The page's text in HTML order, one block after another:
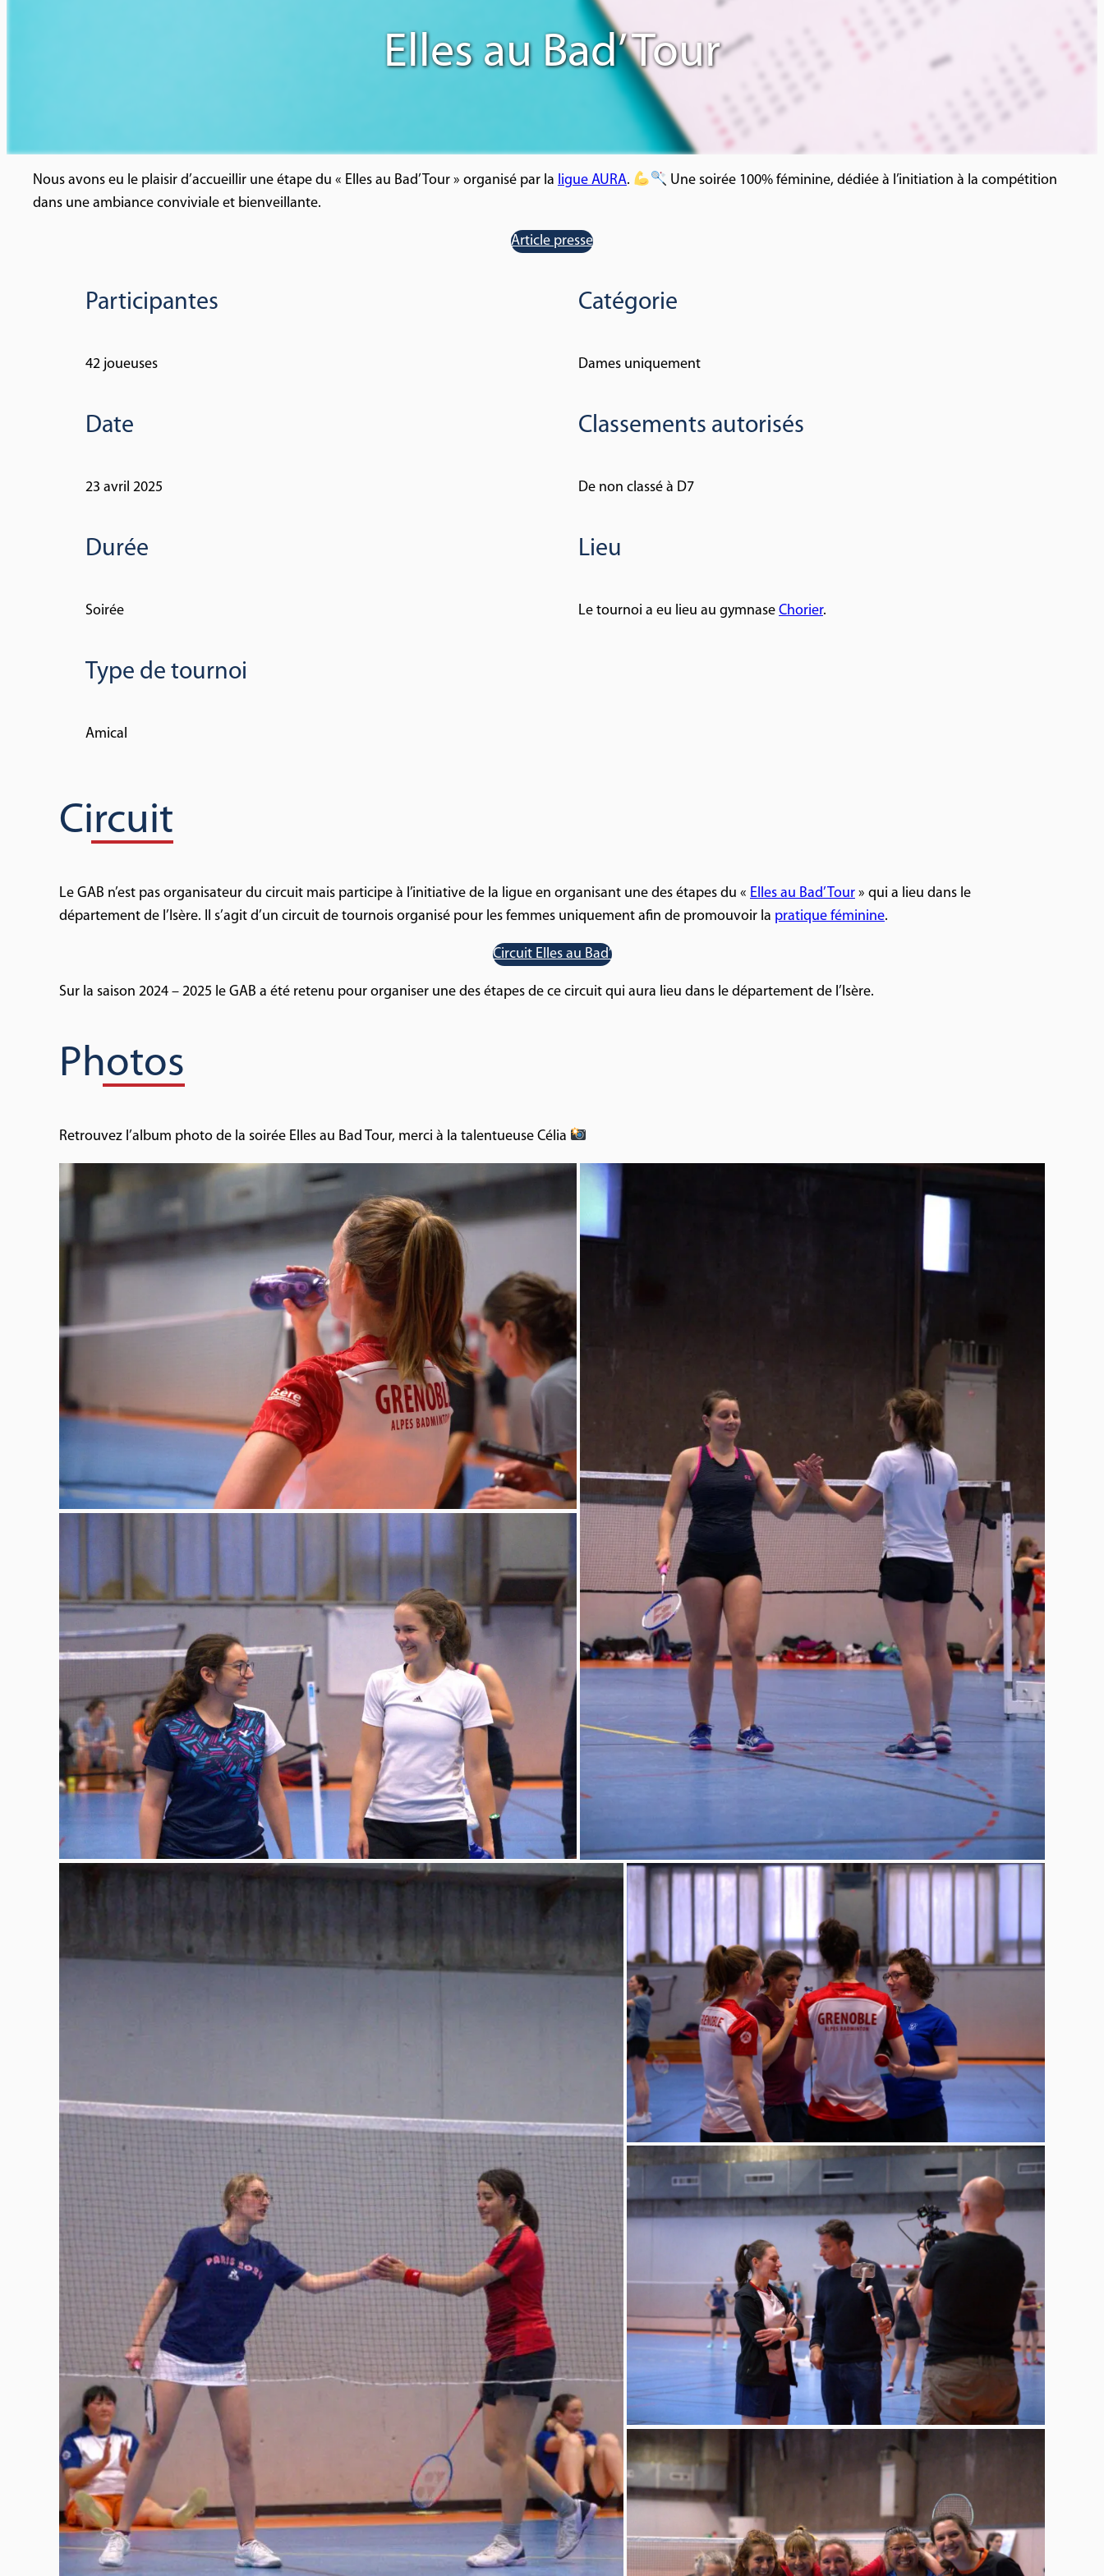
Elles au Bad’ Tour
Nous avons eu le plaisir d’accueillir une étape du « Elles au Bad’ Tour » organisé par la ligue AURA.
Une soirée 100% féminine, dédiée à l’initiation à la compétition
dans une ambiance conviviale et bienveillante.
Article presse
Participantes
42 joueuses
Date
23 avril 2025
Durée
Soirée
Type de tournoi
Amical
Catégorie
Dames uniquement
Classements autorisés
De non classé à D7
Lieu
Le tournoi a eu lieu au gymnase Chorier.
Circuit
Le GAB n’est pas organisateur du circuit mais participe à l’initiative de la ligue en organisant une des étapes du « Elles au Bad’ Tour » qui a lieu dans le
département de l’Isère. Il s’agit d’un circuit de tournois organisé pour les femmes uniquement afin de promouvoir la pratique féminine.
Circuit Elles au Bad’
Sur la saison 2024 – 2025 le GAB a été retenu pour organiser une des étapes de ce circuit qui aura lieu dans le département de l’Isère.
Photos
Retrouvez l’album photo de la soirée Elles au Bad Tour, merci à la talentueuse Célia